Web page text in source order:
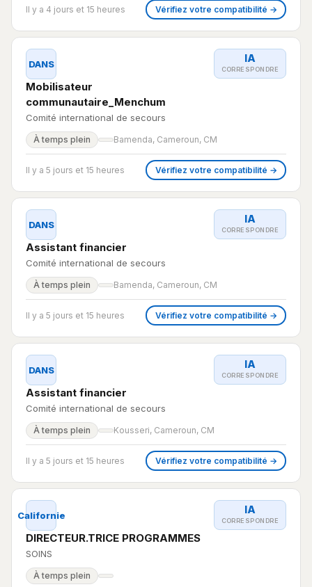
Il y a 4 jours et 15 heures Vérifiez votre compatibilité →
DANS
Mobilisateur
communautaire_Menchum
Comité international de secours
IA
CORRESPONDRE
À temps plein Bamenda, Cameroun, CM
Il y a 5 jours et 15 heures Vérifiez votre compatibilité →
DANS
Assistant financier
Comité international de secours
IA
CORRESPONDRE
À temps plein Bamenda, Cameroun, CM
Il y a 5 jours et 15 heures Vérifiez votre compatibilité →
DANS
Assistant financier
Comité international de secours
IA
CORRESPONDRE
À temps plein Kousseri, Cameroun, CM
Il y a 5 jours et 15 heures Vérifiez votre compatibilité →
Californie
DIRECTEUR.TRICE PROGRAMMES
SOINS
IA
CORRESPONDRE
À temps plein